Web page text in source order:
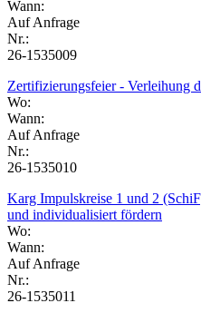
Wann:
Auf Anfrage
Nr.:
26-1535009
Zertifizierungsfeier - Verleihung
Wo:
Wann:
Auf Anfrage
Nr.:
26-1535010
Karg Impulskreise 1 und 2
und individualisiert fördern
Wo:
Wann:
Auf Anfrage
Nr.:
26-1535011